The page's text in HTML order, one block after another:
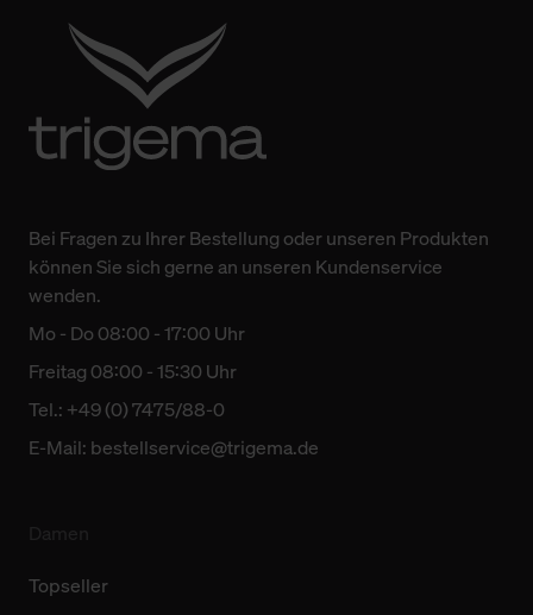
Bei Fragen zu Ihrer Bestellung oder unseren Produkten
können Sie sich gerne an unseren Kundenservice
wenden.
Mo - Do 08:00 - 17:00 Uhr
Freitag 08:00 - 15:30 Uhr
Tel.: +49 (0) 7475/88-0
E-Mail: bestellservice@trigema.de
Topseller